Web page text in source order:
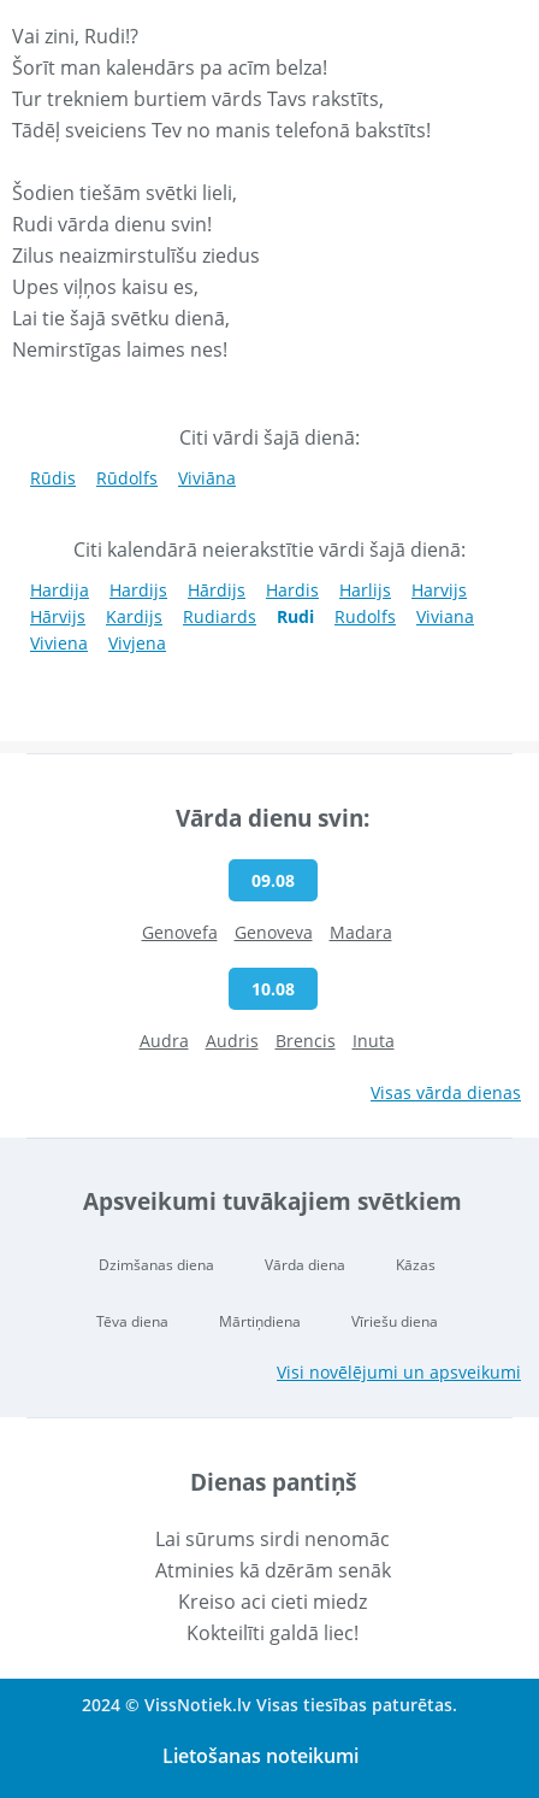
Vai zini, Rudi!?
Šorīt man kaleнdārs pa acīm belza!
Tur trekniem burtiem vārds Tavs rakstīts,
Tādēļ sveiciens Tev no manis telefonā bakstīts!
Šodien tiešām svētki lieli,
Rudi vārda dienu svin!
Zilus neaizmirstulīšu ziedus
Upes viļņos kaisu es,
Lai tie šajā svētku dienā,
Nemirstīgas laimes nes!
Citi vārdi šajā dienā:
Rūdis Rūdolfs Viviāna
Citi kalendārā neierakstītie vārdi šajā dienā:
Hardija Hardijs Hārdijs Hardis Harlijs
Harvijs
Hārvijs
Kardijs Rudiards Rudi Rudolfs
Viviana
Viviena
Vivjena
Vārda dienu svin:
09.08
Genovefa Genoveva Madara
10.08
Audra Audris Brencis Inuta
Visas vārda dienas
Apsveikumi tuvākajiem svētkiem
Dzimšanas diena Vārda diena Kāzas
Tēva diena Mārtiņdiena Vīriešu diena
Visi novēlējumi un apsveikumi
Dienas pantiņš
Lai sūrums sirdi nenomāc
Atminies kā dzērām senāk
Kreiso aci cieti miedz
Kokteilīti galdā liec!
2024 © VissNotiek.lv Visas tiesības paturētas.
Lietošanas noteikumi